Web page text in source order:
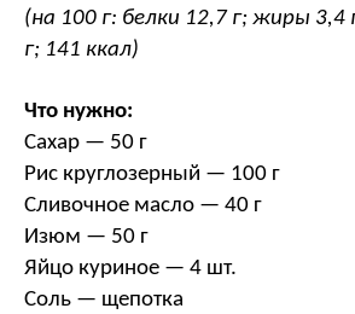
(на 100 г: белки 12,7 г; жиры 3,4
г; 141 ккал)
Что нужно:
Сахар — 50 г
Рис круглозерный — 100 г
Сливочное масло — 40 г
Изюм — 50 г
Яйцо куриное — 4 шт.
Соль — щепотка